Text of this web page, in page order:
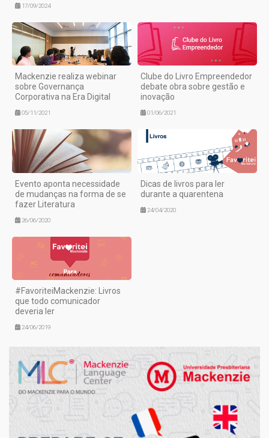
17/09/2024
Mackenzie realiza webinar
sobre Governança
Corporativa na Era Digital
05/11/2021
Clube do Livro Empreendedor
debate obra sobre gestão e
inovação
01/06/2021
Evento aponta necessidade
de mudanças na forma de se
fazer Literatura
26/06/2020
Dicas de livros para ler
durante a quarentena
24/04/2020
#FavoriteiMackenzie: Livros
que todo comunicador
deveria ler
24/06/2019